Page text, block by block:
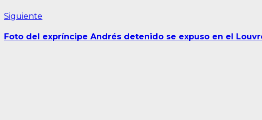
Siguiente
Foto del expríncipe Andrés detenido se expuso en el